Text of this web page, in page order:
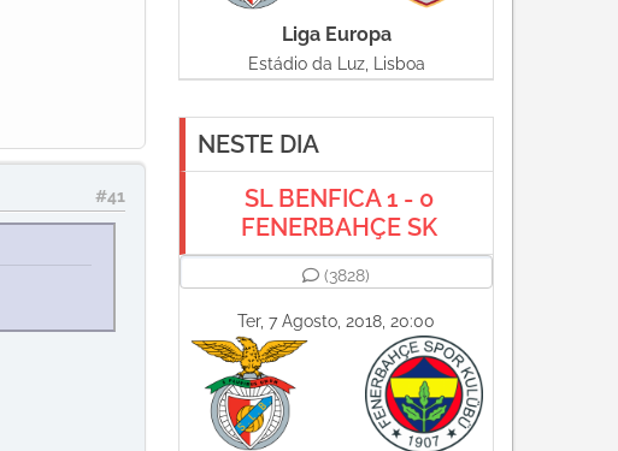
#41
Liga Europa
Estádio da Luz, Lisboa
NESTE DIA
SL BENFICA 1 - 0
FENERBAHÇE SK
(3828)
Ter, 7 Agosto, 2018, 20:00